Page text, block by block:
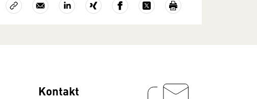
Kontakt